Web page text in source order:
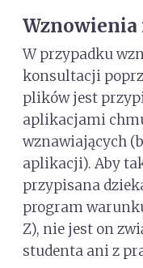
Wznowienia
W przypadku
konsultacji
plików jest
aplikacjami
wznawiających
aplikacji). Aby
przypisana
program
Z), nie jest on
studenta ani z